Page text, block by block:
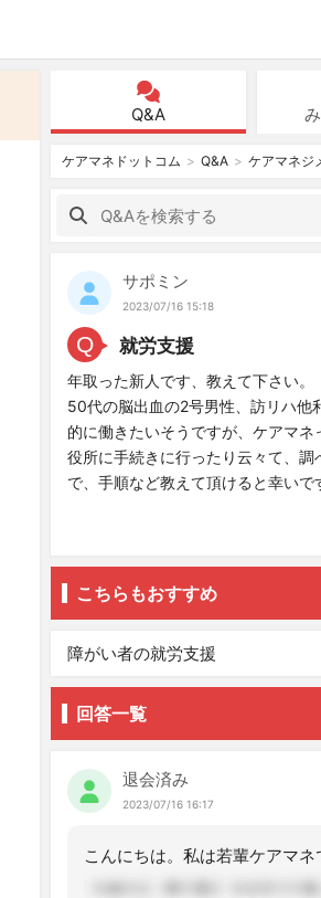
Q&A
ケアマネドットコム Q&A ケアマネジ
サポミン
2023/07/16 15:18
Q 就労支援
年取った新人です、教えて下さい。
50代の脳出血の2号男性、訪リハ他
的に働きたいそうですが、ケアマ
役所に手続きに行ったり云々て、
で、手順など教えて頂けると幸いで
こちらもおすすめ
障がい者の就労支援
回答一覧
退会済み
2023/07/16 16:17